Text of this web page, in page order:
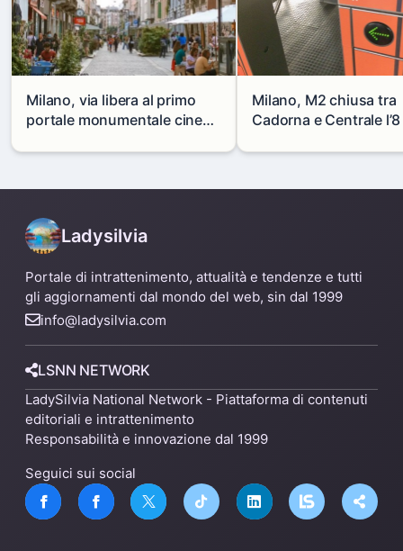
Milano, via libera al primo
portale monumentale cinese
Milano, M2 chiusa tra
Cadorna e Centrale
alternative
Ladysilvia
Portale di intrattenimento, attualità e tendenze e tutti
gli aggiornamenti dal mondo del web, sin dal 1999
info@ladysilvia.com
LSNN NETWORK
LadySilvia National Network - Piattaforma di contenuti
editoriali e intrattenimento
Responsabilità e innovazione dal 1999
Seguici sui social